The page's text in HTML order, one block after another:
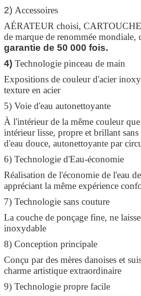
2) Accessoires
AÉRATEUR choisi,
de marque de renommée mondiale,
garantie de 50 000 fois.
4) Technologie pinceau de main
Expositions de couleur d'acier
texture en acier
5) Voie d'eau autonettoyante
À l'intérieur de la même couleur
intérieur lisse, propre et brillant
d'eau douce, autonettoyante par
6) Technologie d'Eau-économie
Réalisation de l'économie de l'eau
appréciant la même expérience
7) Technologie sans couture
La couche de ponçage fine, ne
inoxydable
8) Conception principale
Conçu par des mères danoises et
charme artistique extraordinaire
9) Technologie propre facile